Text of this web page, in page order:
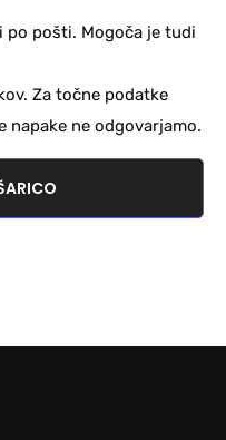
po pošti. Mogoča je tudi
Za točne podatke
napake ne odgovarjamo.